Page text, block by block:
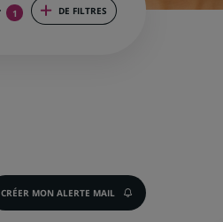
1 DE FILTRES
CRÉER MON ALERTE MAIL